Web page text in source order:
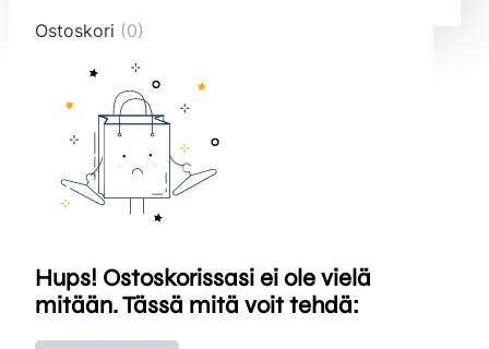
Ostoskori (0)
Hups! Ostoskorissasi ei ole vielä
mitään. Tässä mitä voit tehdä: